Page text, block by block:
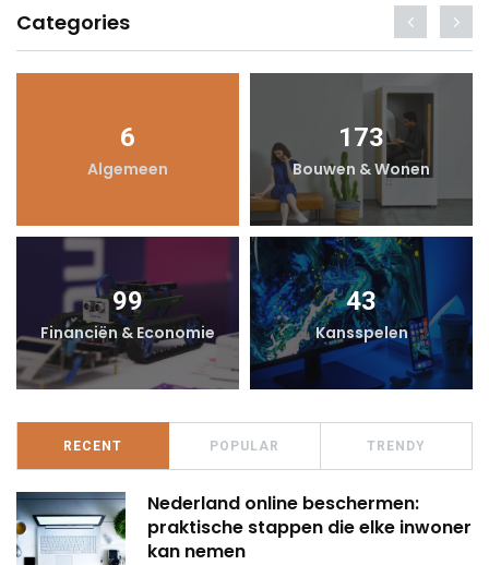
Categories
6
Algemeen
173
Bouwen & Wonen
99
Financiën & Economie
43
Kansspelen
RECENT POPULAR TRENDY
Nederland online beschermen:
praktische stappen die elke inwoner
kan nemen